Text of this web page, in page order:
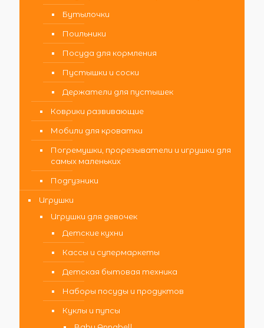
Бутылочки
Поильники
Посуда для кормления
Пустышки и соски
Держатели для пустышек
Коврики развивающие
Мобили для кроватки
Погремушки, прорезыватели и игрушки для
самых маленьких
Подгузники
Игрушки
Игрушки для девочек
Детские кухни
Кассы и супермаркеты
Детская бытовая техника
Наборы посуды и продуктов
Куклы и пупсы